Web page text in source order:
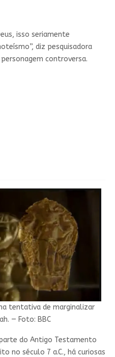
isso seriamente
diz pesquisadora
controversa.
tentativa de marginalizar
— Foto: BBC
do Antigo Testamento
no século 7 a.C., há curiosas